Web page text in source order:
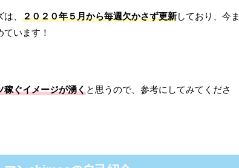
、 ２０２０年５月から毎週欠かさず更新しており、今ま
います！
稼ぐイメージが湧くと思うので、参考にしてみてくださ